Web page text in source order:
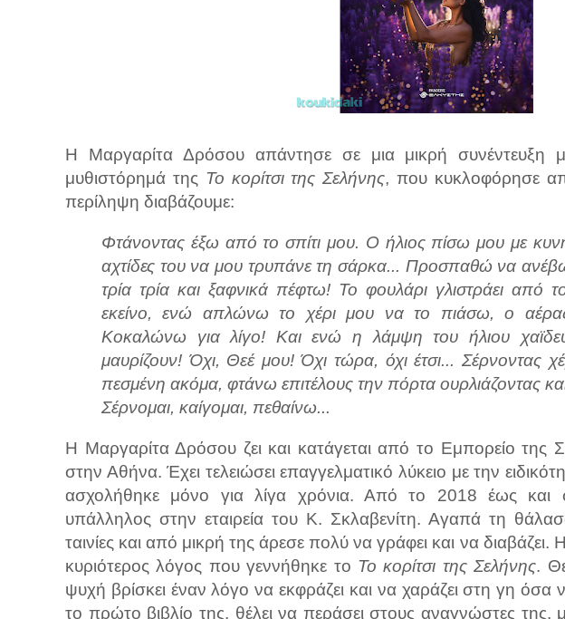
Η Μαργαρίτα Δρόσου απάντησε σε μια μικρή συνέντευξη
μυθιστόρημά της Το κορίτσι της Σελήνης, που κυκλοφόρησε
περίληψη διαβάζουμε:
Φτάνοντας έξω από το σπίτι μου. Ο ήλιος πίσω μου με
αχτίδες του να μου τρυπάνε τη σάρκα... Προσπαθώ να
τρία τρία και ξαφνικά πέφτω! Το φουλάρι γλιστράει από
εκείνο, ενώ απλώνω το χέρι μου να το πιάσω, ο
Κοκαλώνω για λίγο! Και ενώ η λάμψη του ήλιου
μαυρίζουν! Όχι, Θεέ μου! Όχι τώρα, όχι έτσι... Σέρνοντας
πεσμένη ακόμα, φτάνω επιτέλους την πόρτα ουρλιάζοντας
Σέρνομαι, καίγομαι, πεθαίνω...
Η Μαργαρίτα Δρόσου ζει και κατάγεται από το Εμπορείο της
στην Αθήνα. Έχει τελειώσει επαγγελματικό λύκειο με την
ασχολήθηκε μόνο για λίγα χρόνια. Από το 2018 έως και
υπάλληλος στην εταιρεία του Κ. Σκλαβενίτη. Αγαπά τη
ταινίες και από μικρή της άρεσε πολύ να γράφει και να
κυριότερος λόγος που γεννήθηκε το Το κορίτσι της Σελήνης.
ψυχή βρίσκει έναν λόγο να εκφράζει και να χαράζει στη γη όσα
το πρώτο βιβλίο της, θέλει να περάσει στους αναγνώστες της,